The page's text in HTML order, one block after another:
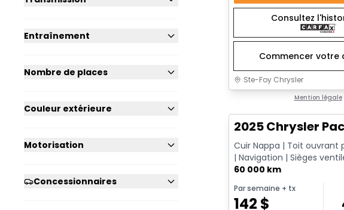
Entraînement
Nombre de places
Couleur extérieure
Motorisation
Concessionnaires
Consultez
Commencer votre
Ste-Foy Chrysler
Mention légale
Très bonne offre
2025 Chrysler
Cuir Nappa | Toit ouvrant
| Navigation | Sièges
Go | Apple CarPlay & ...
60 000 km
Par semaine + tx
142 $